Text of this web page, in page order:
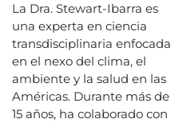
La Dra. Stewart-Ibarra es
una experta en ciencia
transdisciplinaria enfocada
en el nexo del clima, el
ambiente y la salud en las
Américas. Durante más de
15 años, ha colaborado con